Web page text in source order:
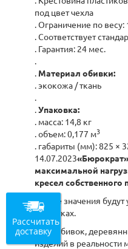
под цвет чехла
. Ограничение по весу:
. Соответствует
. Гарантия: 24 мес.
.
. Материал обивки:
. экокожа / ткань
.
.Упаковка:
. масса: 14,8 кг
. объем: 0,177 м3
. габариты (мм): 825 ×
14.07.2023
максимальной
кресел собственного
Новые значения будут
этикетках.
Цвет обивок,
изделий в реальности
Рассчитать
доставку